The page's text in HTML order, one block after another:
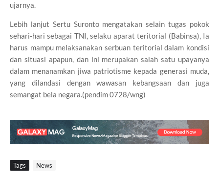
ujarnya.
Lebih lanjut Sertu Suronto mengatakan selain tugas pokok
sehari-hari sebagai TNI, selaku aparat teritorial (Babinsa), Ia
harus mampu melaksanakan serbuan teritorial dalam kondisi
dan situasi apapun, dan ini merupakan salah satu upayanya
dalam menanamkan jiwa patriotisme kepada generasi muda,
yang dilandasi dengan wawasan kebangsaan dan juga
semangat bela negara.(pendim 0728/wng)
Tags News